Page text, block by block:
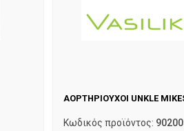
ΑΟΡΤΗΡΙΟΥΧΟΙ UNKLE
Κωδικός προϊόντος: